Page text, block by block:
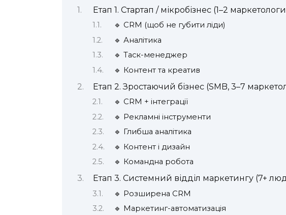
Етап 1. Стартап / мікробізнес (1–2
🔹 CRM (щоб не губити ліди)
🔹 Аналітика
🔹 Таск-менеджер
🔹 Контент та креатив
Етап 2. Зростаючий бізнес (SMB, 3–7
🔹 CRM + інтеграції
🔹 Рекламні інструменти
🔹 Глибша аналітика
🔹 Контент і дизайн
🔹 Командна робота
Етап 3. Системний відділ маркетингу (7+
🔹 Розширена CRM
🔹 Маркетинг-автоматизація